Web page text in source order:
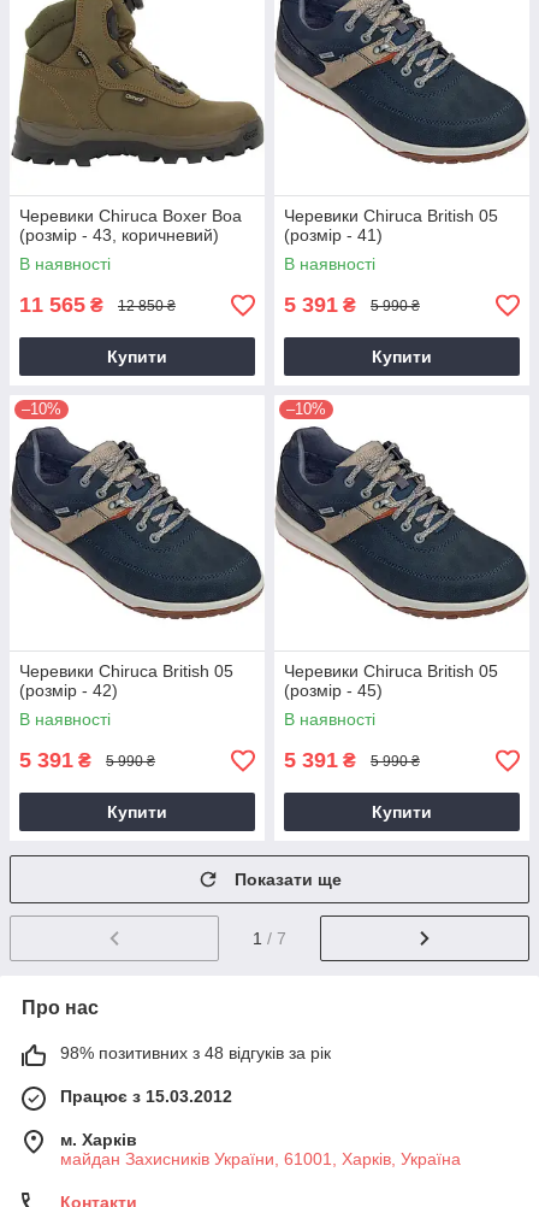
Черевики Chiruca Boxer Boa
(розмір - 43, коричневий)
В наявності
11 565 ₴ 12 850 ₴
Купити
Черевики Chiruca British 05
(розмір - 41)
В наявності
5 391 ₴ 5 990 ₴
Купити
–10%
Черевики Chiruca British 05
(розмір - 42)
В наявності
5 391 ₴ 5 990 ₴
Купити
–10%
Черевики Chiruca British 05
(розмір - 45)
В наявності
5 391 ₴ 5 990 ₴
Купити
Показати ще
1 / 7
Про нас
98% позитивних з 48 відгуків за рік
Працює з 15.03.2012
м. Харків
майдан Захисників України, 61001, Харків, Україна
Контакти